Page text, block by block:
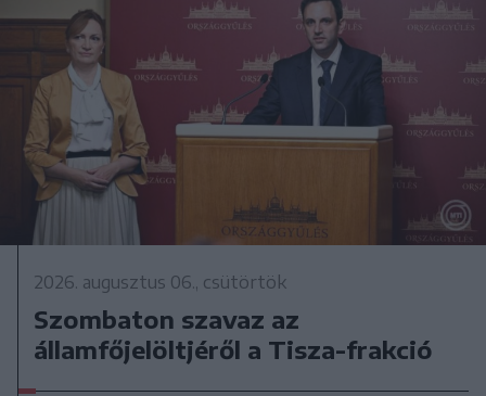
2026. augusztus 06., csütörtök
Szombaton szavaz az
államfőjelöltjéről a Tisza-frakció